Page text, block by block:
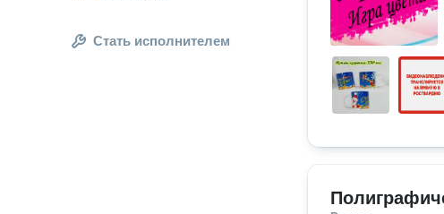
Стать исполнителем